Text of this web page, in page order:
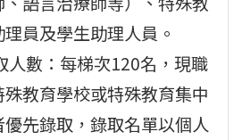
員及學生助理人員。
人數：每梯次120名，現職
教育學校或特殊教育集中
先錄取，錄取名單以個人